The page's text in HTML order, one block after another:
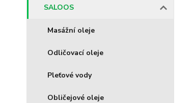
SALOOS
Masážní oleje
Odličovací oleje
Pleťové vody
Obličejové oleje